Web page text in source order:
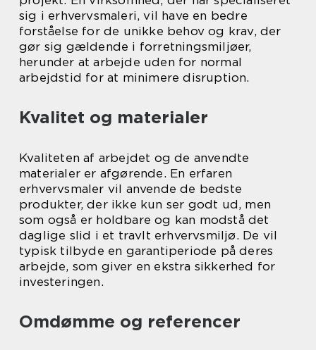
sig i erhvervsmaleri, vil have en bedre
forståelse for de unikke behov og krav, der
gør sig gældende i forretningsmiljøer,
herunder at arbejde uden for normal
arbejdstid for at minimere disruption.
Kvalitet og materialer
Kvaliteten af arbejdet og de anvendte
materialer er afgørende. En erfaren
erhvervsmaler vil anvende de bedste
produkter, der ikke kun ser godt ud, men
som også er holdbare og kan modstå det
daglige slid i et travlt erhvervsmiljø. De vil
typisk tilbyde en garantiperiode på deres
arbejde, som giver en ekstra sikkerhed for
investeringen.
Omdømme og referencer